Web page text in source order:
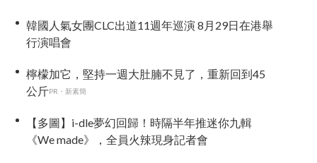
韓國人氣女團CLC出道11週年巡演 8月29日在港舉
行演唱會
檸檬加它，堅持一週大肚腩不見了，重新回到45
公斤PR・新素簡
【多圖】i-dle夢幻回歸！時隔半年推迷你九輯
《We made》，全員火辣現身記者會